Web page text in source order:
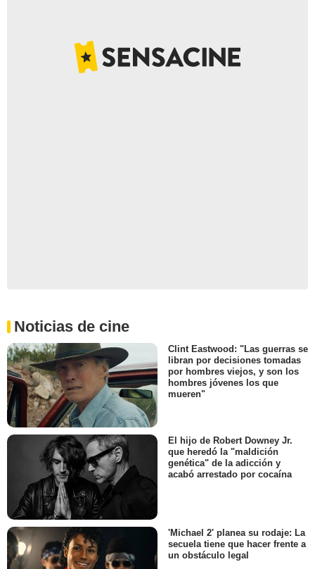
Noticias de cine
Clint Eastwood: "Las guerras se
libran por decisiones tomadas
por hombres viejos, y son los
hombres jóvenes los que
mueren"
El hijo de Robert Downey Jr.
que heredó la "maldición
genética" de la adicción y
acabó arrestado por cocaína
'Michael 2' planea su rodaje: La
secuela tiene que hacer frente a
un obstáculo legal